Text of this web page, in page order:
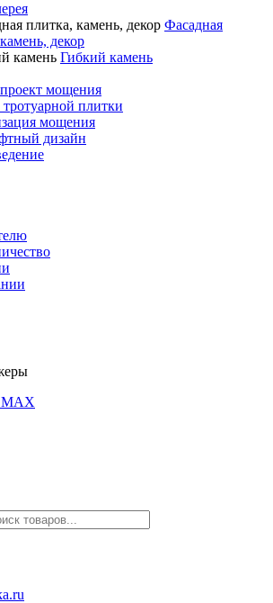
Фасадная
декор
Гибкий камень
мощения
тротуарной плитки
мощения
дизайн